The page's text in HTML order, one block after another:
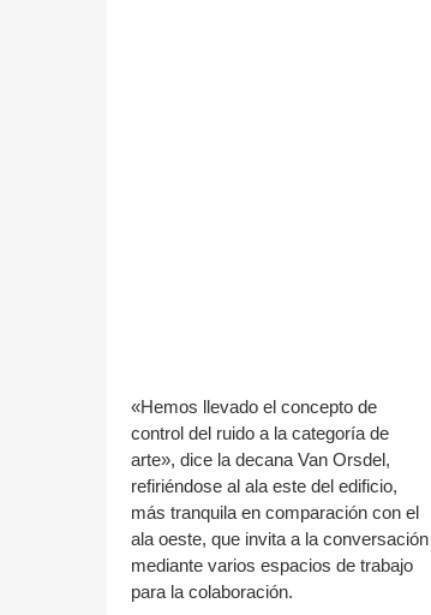
«Hemos llevado el concepto de
control del ruido a la categoría de
arte», dice la decana Van Orsdel,
refiriéndose al ala este del edificio,
más tranquila en comparación con el
ala oeste, que invita a la conversación
mediante varios espacios de trabajo
para la colaboración.